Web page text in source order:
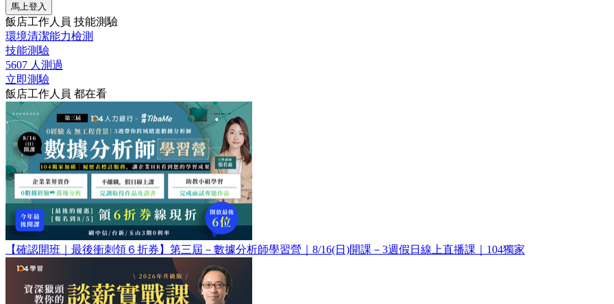
馬上登入
飯店工作人員 技能測驗
環境清潔能力檢測
技能測驗
5607 人測過
立即測驗
飯店工作人員 都在看
【確認開班｜最後衝刺領６折券】第三屆－數據分析師學習營｜8/16(日)開課－3週假日線上直播課｜104獨家